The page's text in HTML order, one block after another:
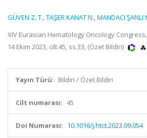
GÜVEN Z. T.,TAŞER KANAT N.,MANDACI ŞANLI
XIV Eurasian Hematology Oncology
14 Ekim 2023, cilt.45, ss.33, (Özet Bildiri)
Yayın Türü: Bildiri / Özet Bildiri
Cilt numarası: 45
Doi Numarası: 10.1016/j.htct.2023.09.054